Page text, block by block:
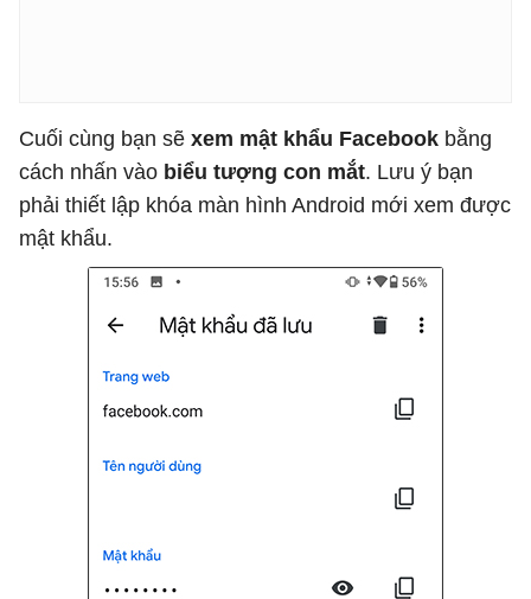
Cuối cùng bạn sẽ xem mật khẩu Facebook bằng
cách nhấn vào biểu tượng con mắt. Lưu ý bạn
phải thiết lập khóa màn hình Android mới xem được
mật khẩu.